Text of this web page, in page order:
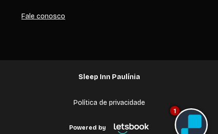
Fale conosco
Sleep Inn Paulínia
Política de privacidade
Powered by
1